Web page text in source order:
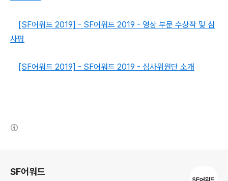
[SF어워드 2019] - SF어워드 2019 - 영상 부문 수상작 및 심
사평
[SF어워드 2019] - SF어워드 2019 - 심사위원단 소개
SF어워드